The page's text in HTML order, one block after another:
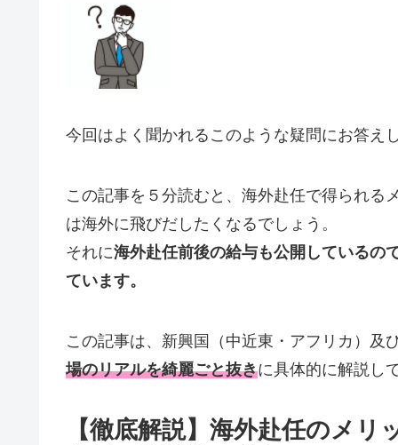
今回はよく聞かれるこのような疑問にお答え
この記事を５分読むと、海外赴任で得られる
は海外に飛びだしたくなるでしょう。
それに海外赴任前後の給与も公開しているの
ています。
この記事は、新興国（中近東・アフリカ）及
場のリアルを綺麗ごと抜きに具体的に解説し
【徹底解説】海外赴任のメ